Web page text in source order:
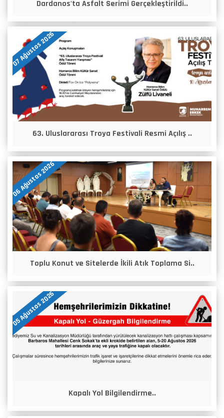
Dardanos'ta Asfalt Serimi Gerçekleştirildi..
07 Ağustos 2026
63. Uluslararası Troya Festivali Resmi Açılış ..
06 Ağustos 2026
Toplu Konut ve Sitelerde İkili Atık Toplama Si..
05 Ağustos 2026
Kapalı Yol Bilgilendirme..